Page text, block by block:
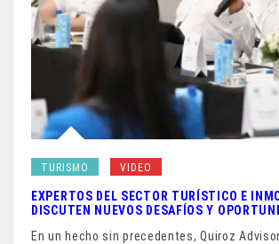
TURISMO VIDEO
EXPERTOS DEL SECTOR TURÍSTICO E
DISCUTEN NUEVOS DESAFÍOS Y
En un hecho sin precedentes, Quiroz